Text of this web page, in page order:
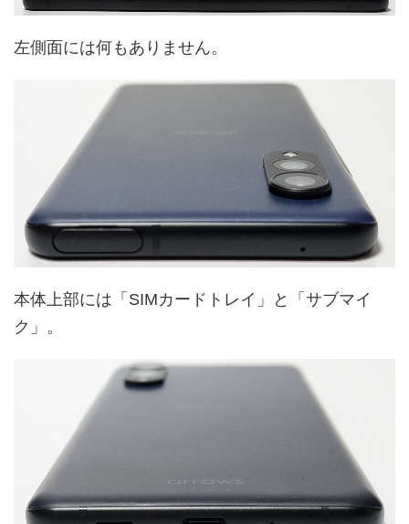
左側面には何もありません。
本体上部には「SIMカードトレイ」と「サブマイ
ク」。